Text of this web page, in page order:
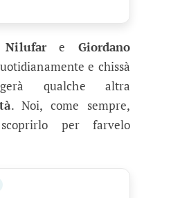
Nilufare Giordano
e chissà
qualche altra
. Noi, come sempre,
per farvelo